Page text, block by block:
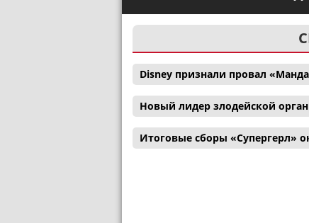
Disney признали провал
Новый лидер злодейской
Итоговые сборы «Супергерл»